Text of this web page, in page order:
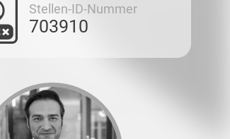
Stellen-ID-Nummer
703910